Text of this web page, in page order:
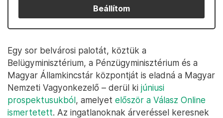
Beállítom
Egy sor belvárosi palotát, köztük a
Belügyminisztérium, a Pénzügyminisztérium és a
Magyar Államkincstár központját is eladná a Magyar
Nemzeti Vagyonkezelő – derül ki júniusi
prospektusukból, amelyet először a Válasz Online
ismertetett. Az ingatlanoknak árveréssel keresnek